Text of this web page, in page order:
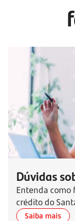
Dúvidas
Entenda como
crédito do
Saiba mais